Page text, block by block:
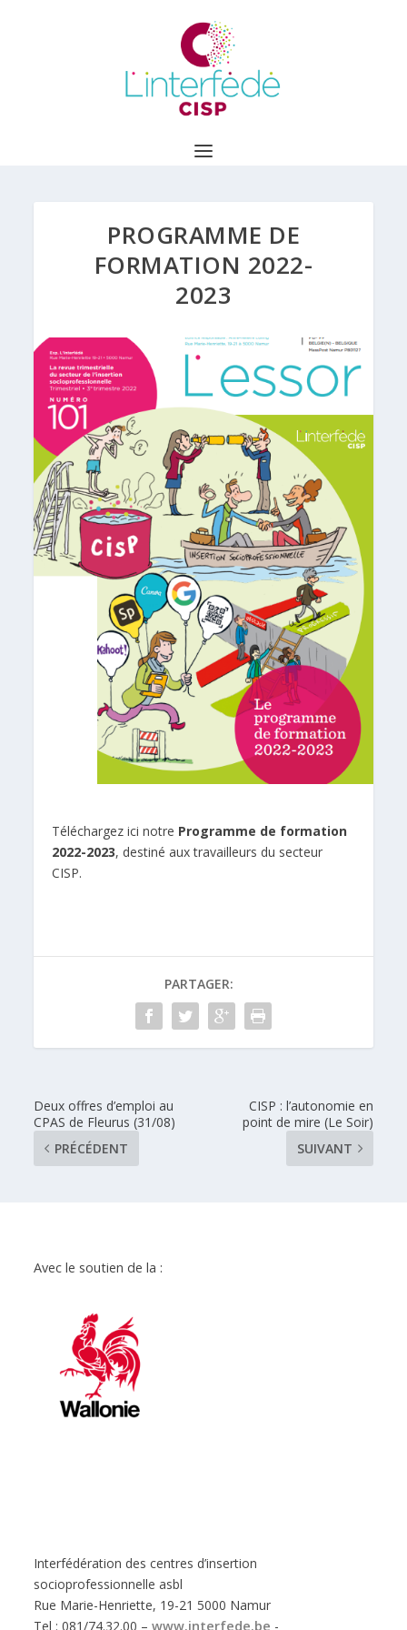
PROGRAMME DE
FORMATION 2022-
2023
Téléchargez ici notre Programme de formation
2022-2023, destiné aux travailleurs du secteur
CISP.
PARTAGER:
Deux offres d’emploi au
CPAS de Fleurus (31/08)
PRÉCÉDENT
CISP : l’autonomie en
point de mire (Le Soir)
SUIVANT
Avec le soutien de la :
Interfédération des centres d’insertion
socioprofessionnelle asbl
Rue Marie-Henriette, 19-21 5000 Namur
Tel : 081/74.32.00 –www.interfede.be -